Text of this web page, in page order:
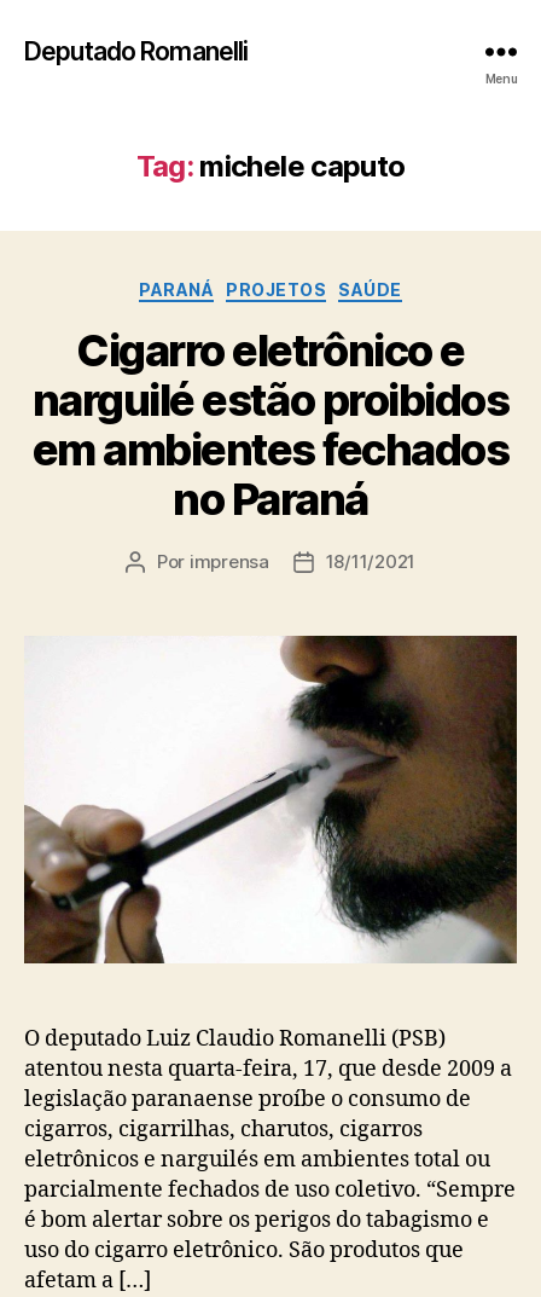
Deputado Romanelli
Menu
Tag: michele caputo
Categorias
PARANÁ PROJETOS SAÚDE
Cigarro eletrônico e
narguilé estão proibidos
em ambientes fechados
no Paraná
Autor
Por imprensa
Data18/11/2021
O deputado Luiz Claudio Romanelli (PSB)
atentou nesta quarta-feira, 17, que desde 2009 a
legislação paranaense proíbe o consumo de
cigarros, cigarrilhas, charutos, cigarros
eletrônicos e narguilés em ambientes total ou
parcialmente fechados de uso coletivo. “Sempre
é bom alertar sobre os perigos do tabagismo e
uso do cigarro eletrônico. São produtos que
afetam a […]